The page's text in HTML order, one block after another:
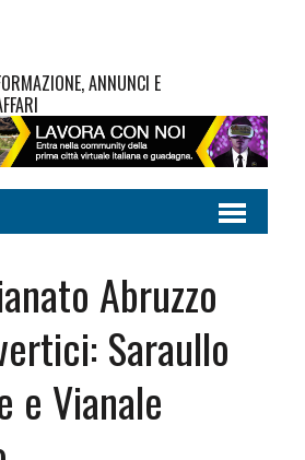
ANNUNCI E
Abruzzo
Saraullo
e Vianale